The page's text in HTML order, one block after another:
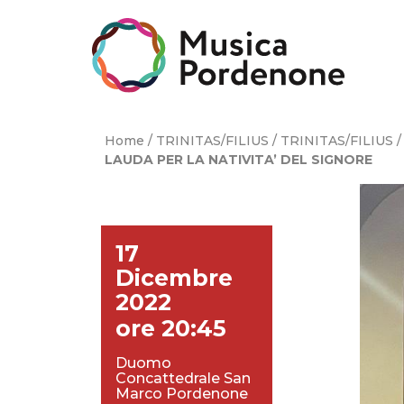
17
Dicembre
2022
ore 20:45
Duomo
Concattedrale San
Marco Pordenone
Home / TRINITAS/FILIUS / TRINITAS/FILIUS /
LAUDA PER LA NATIVITA’ DEL SIGNORE